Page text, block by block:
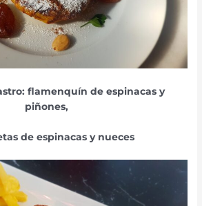
flamenquín de espinacas y
piñones,
de espinacas y nueces